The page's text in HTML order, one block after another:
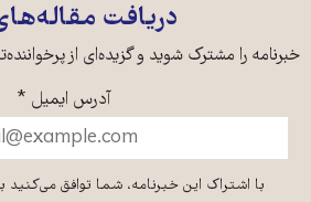
دریافت
خبرنامه را مشترک شوید و گزیده‌ای از
آدرس ایمیل *
با اشتراک این خبرنامه، شما توافق می‌کنید